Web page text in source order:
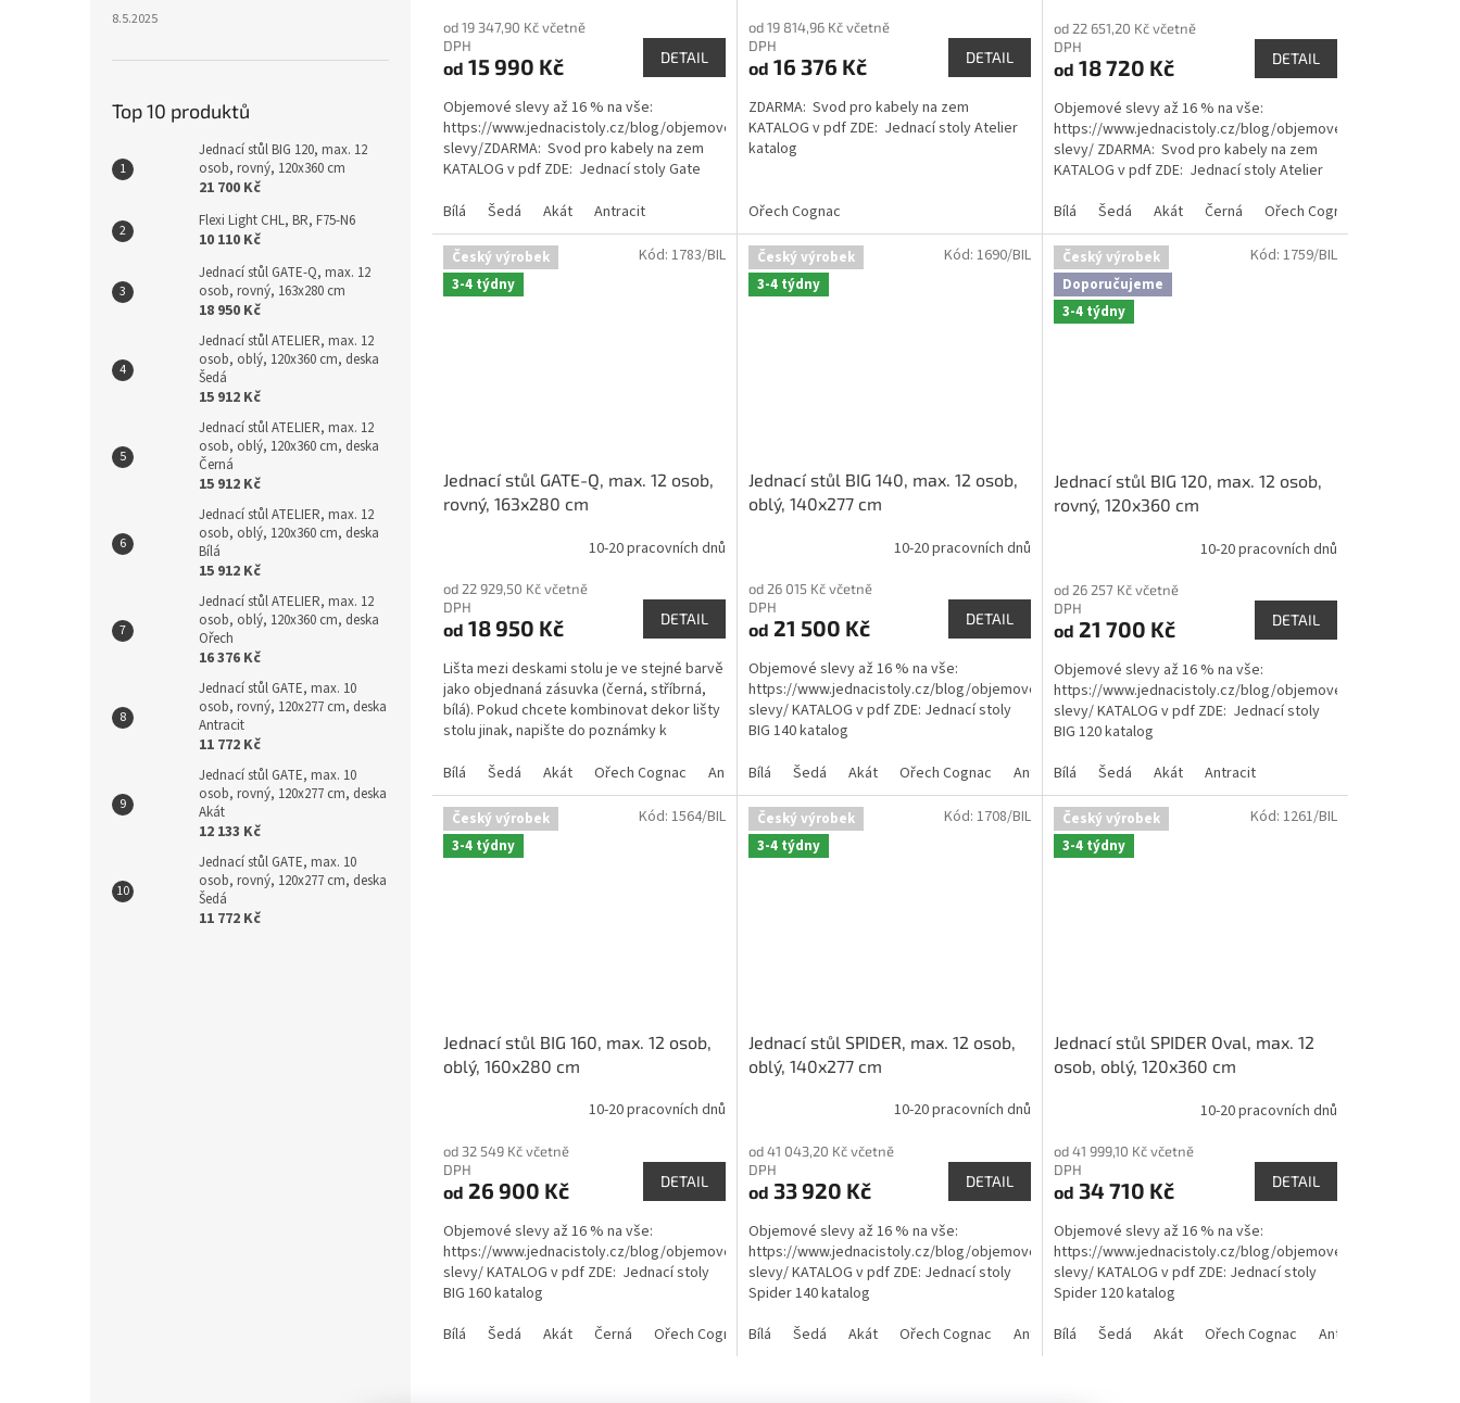
8.5.2025
Top 10 produktů
Jednací stůl BIG 120, max. 12
osob, rovný, 120x360 cm
21 700 Kč
Flexi Light CHL, BR, F75-N6
10 110 Kč
Jednací stůl GATE-Q, max. 12
osob, rovný, 163x280 cm
18 950 Kč
Jednací stůl ATELIER, max. 12
osob, oblý, 120x360 cm, deska
Šedá
15 912 Kč
Jednací stůl ATELIER, max. 12
osob, oblý, 120x360 cm, deska
Černá
15 912 Kč
Jednací stůl ATELIER, max. 12
osob, oblý, 120x360 cm, deska
Bílá
15 912 Kč
Jednací stůl ATELIER, max. 12
osob, oblý, 120x360 cm, deska
Ořech
16 376 Kč
Jednací stůl GATE, max. 10
osob, rovný, 120x277 cm, deska
Antracit
11 772 Kč
Jednací stůl GATE, max. 10
osob, rovný, 120x277 cm, deska
Akát
12 133 Kč
Jednací stůl GATE, max. 10
osob, rovný, 120x277 cm, deska
Šedá
11 772 Kč
produktu
je
5,0
5
hvězdiček.
od 19 347,90 Kč včetně
DPH
od 15 990 Kč DETAIL
Objemové slevy až 16 % na vše:
https://www.jednacistoly.cz/blog/objemove-
slevy/ZDARMA: Svod pro kabely na zem
KATALOG v pdf ZDE: Jednací stoly Gate
Bílá
Šedá Akát Antracit
od 19 814,96 Kč včetně
DPH
od 16 376 Kč DETAIL
ZDARMA: Svod pro kabely na zem
KATALOG v pdf ZDE: Jednací stoly Atelier
katalog
Ořech Cognac
produktu
je
5,0
5
hvězdiček.
od 22 651,20 Kč včetně
DPH
od 18 720 Kč DETAIL
Objemové slevy až 16 % na vše:
https://www.jednacistoly.cz/blog/objemove-
slevy/ ZDARMA: Svod pro kabely na zem
KATALOG v pdf ZDE: Jednací stoly Atelier
Bílá
Šedá Akát Černá Ořech Cognac
Český výrobek
3-4 týdny
Jednací stůl GATE-Q, max. 12 osob,
rovný, 163x280 cm
produktu
je
5,0
5
hvězdiček.
10-20 pracovních dnů
od 22 929,50 Kč včetně
DPH
od 18 950 Kč DETAIL
Lišta mezi deskami stolu je ve stejné barvě
jako objednaná zásuvka (černá, stříbrná,
bílá). Pokud chcete kombinovat dekor lišty
stolu jinak, napište do poznámky k
Bílá
Šedá Akát Ořech Cognac Antracit
Kód: 1783/BIL
Český výrobek
3-4 týdny
Jednací stůl BIG 140, max. 12 osob,
oblý, 140x277 cm
10-20 pracovních dnů
od 26 015 Kč včetně
DPH
od 21 500 Kč DETAIL
Objemové slevy až 16 % na vše:
https://www.jednacistoly.cz/blog/objemove-
slevy/ KATALOG v pdf ZDE: Jednací stoly
BIG 140 katalog
Bílá
Šedá Akát Ořech Cognac Antracit
Kód: 1690/BIL
Český výrobek
Doporučujeme
3-4 týdny
Jednací stůl BIG 120, max. 12 osob,
rovný, 120x360 cm
10-20 pracovních dnů
od 26 257 Kč včetně
DPH
od 21 700 Kč DETAIL
Objemové slevy až 16 % na vše:
https://www.jednacistoly.cz/blog/objemove-
slevy/ KATALOG v pdf ZDE: Jednací stoly
BIG 120 katalog
Bílá
Šedá Akát Antracit
Kód: 1759/BIL
Český výrobek
3-4 týdny
Jednací stůl BIG 160, max. 12 osob,
oblý, 160x280 cm
produktu
je
5,0
5
hvězdiček.
10-20 pracovních dnů
od 32 549 Kč včetně
DPH
od 26 900 Kč DETAIL
Objemové slevy až 16 % na vše:
https://www.jednacistoly.cz/blog/objemove-
slevy/ KATALOG v pdf ZDE: Jednací stoly
BIG 160 katalog
Bílá
Šedá Akát Černá Ořech Cognac Antracit
Kód: 1564/BIL
Český výrobek
3-4 týdny
Jednací stůl SPIDER, max. 12 osob,
oblý, 140x277 cm
10-20 pracovních dnů
od 41 043,20 Kč včetně
DPH
od 33 920 Kč DETAIL
Objemové slevy až 16 % na vše:
https://www.jednacistoly.cz/blog/objemove-
slevy/ KATALOG v pdf ZDE: Jednací stoly
Spider 140 katalog
Bílá
Šedá Akát Ořech Cognac Antracit
Kód: 1708/BIL
Český výrobek
3-4 týdny
Jednací stůl SPIDER Oval, max. 12
osob, oblý, 120x360 cm
10-20 pracovních dnů
od 41 999,10 Kč včetně
DPH
od 34 710 Kč DETAIL
Objemové slevy až 16 % na vše:
https://www.jednacistoly.cz/blog/objemove-
slevy/ KATALOG v pdf ZDE: Jednací stoly
Spider 120 katalog
Bílá
Šedá Akát Ořech Cognac Antracit
Kód: 1261/BIL